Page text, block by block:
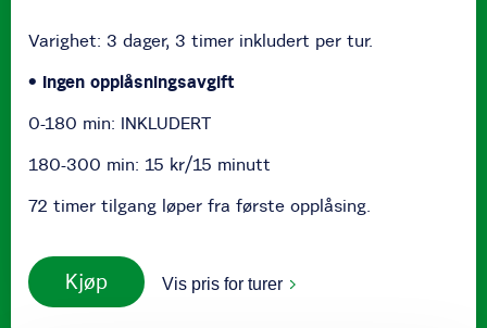
Varighet: 3 dager, 3 timer inkludert per tur.
• Ingen opplåsningsavgift
0-180 min: INKLUDERT
180-300 min: 15 kr/15 minutt
72 timer tilgang løper fra første opplåsing.
Kjøp Vis pris for turer